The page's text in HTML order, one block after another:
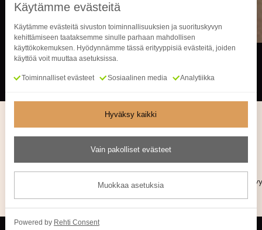
Käytämme evästeitä
Käytämme evästeitä sivuston toiminnallisuuksien ja suorituskyvyn
kehittämiseen taataksemme sinulle parhaan mahdollisen
käyttökokemuksen. Hyödynnämme tässä erityyppisiä evästeitä, joiden
käyttöä voit muuttaa asetuksissa.
Toiminnalliset evästeet Sosiaalinen media Analytiikka
Hyväksy kaikki
Vain pakolliset evästeet
Muokkaa asetuksia
Powered by Rehti Consent
Lattioiden kunnostus
Vanhoista lattioista saa uudenveroisia hionnalla, harjauksella,
Parketin asennus
Kalanruotoparketin asennus